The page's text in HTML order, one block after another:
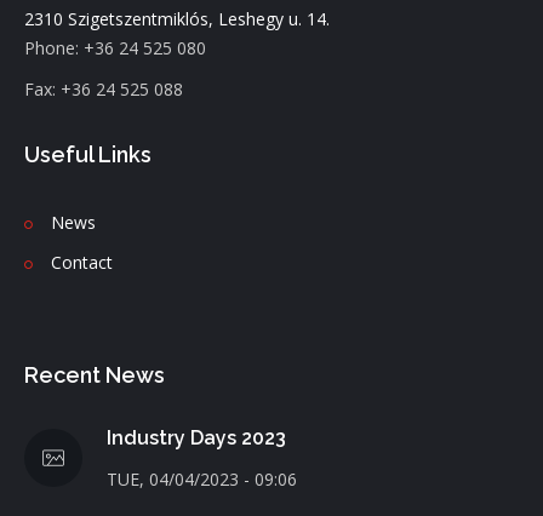
2310 Szigetszentmiklós, Leshegy u. 14.
Phone: +36 24 525 080
Fax: +36 24 525 088
Useful Links
News
Contact
Recent News
Industry Days 2023
TUE, 04/04/2023 - 09:06